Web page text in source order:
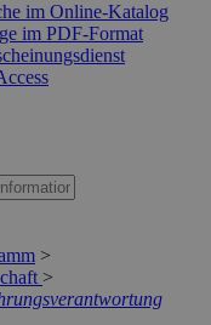
im Online-Katalog
im PDF-Format
>
>